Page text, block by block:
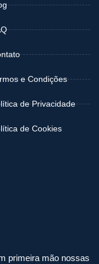
e Condições
de Privacidade
de Cookies
primeira mão nossas